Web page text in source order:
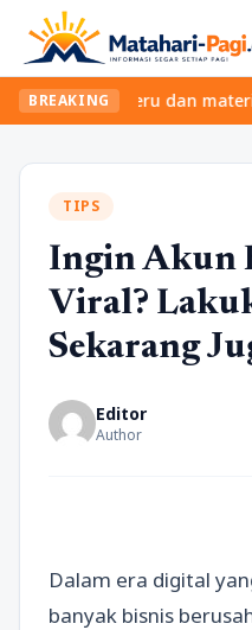
BREAKING
kelas seru dan materi
TIPS
Ingin Akun
Viral?
Sekarang
Editor
Author
Dalam era digital
banyak bisnis